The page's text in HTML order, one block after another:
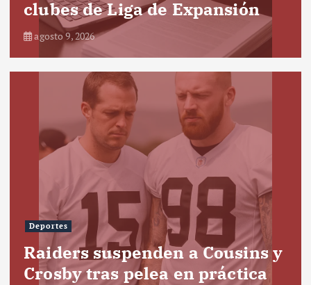
clubes de Liga de Expansión
agosto 9, 2026
Deportes
Raiders suspenden a Cousins y
Crosby tras pelea en práctica